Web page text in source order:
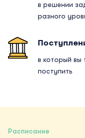
в решении
разного
в который вы
поступить
Расписание